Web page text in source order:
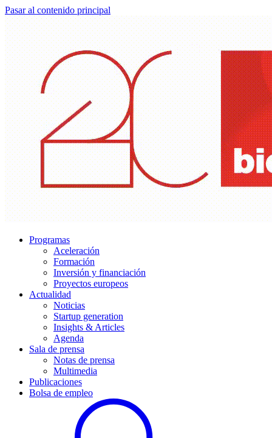
Pasar al contenido principal
Programas
Aceleración
Formación
Inversión y financiación
Proyectos europeos
Actualidad
Noticias
Startup generation
Insights & Articles
Agenda
Sala de prensa
Notas de prensa
Multimedia
Publicaciones
Bolsa de empleo